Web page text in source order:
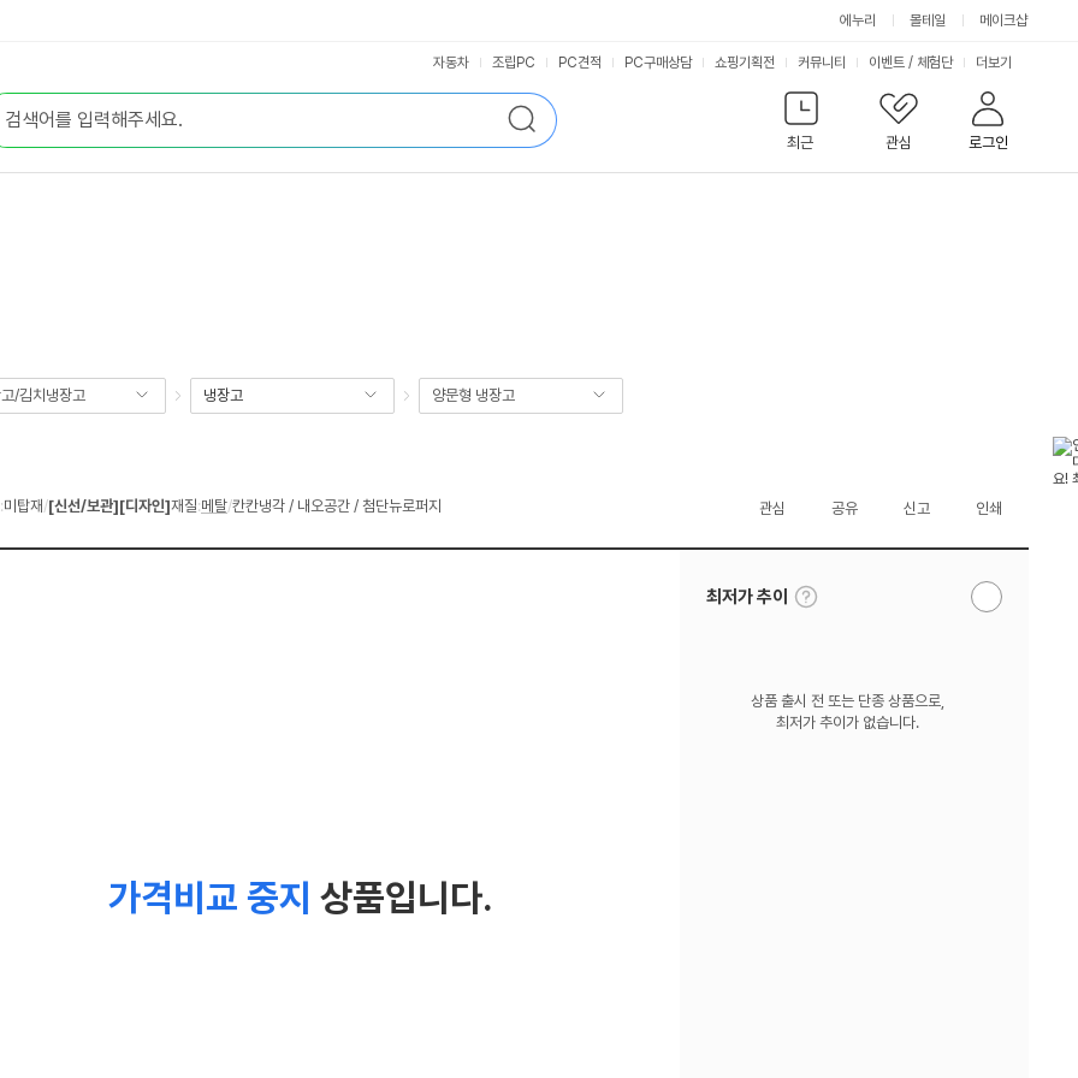
에누리 몰테일 메이크샵
검
색
최근
관심 로그인
자동차 조립PC PC견적 PC구매상담 쇼핑기획전 커뮤니티 이벤트 / 체험단 서
비
스
더보기
/김치냉장고 냉장고 양문형 냉장고
:미탑재 /[신선/보관][디자인]재질:메탈/칸칸냉각 / 내오공간 / 첨단뉴로퍼지 관심 공유 신고 인쇄
가격비교 중지 상품입니다.
최저가 추이
툴
팁
알
상품 출시 전 또는 단종 상품으로,
최저가 추이가 없습니다.